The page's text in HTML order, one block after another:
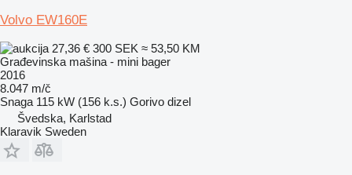
Volvo EW160E
27,36 € 300 SEK ≈ 53,50 KM
Građevinska mašina - mini bager
2016
8.047 m/č
Snaga 115 kW (156 k.s.) Gorivo dizel
Švedska, Karlstad
Klaravik Sweden